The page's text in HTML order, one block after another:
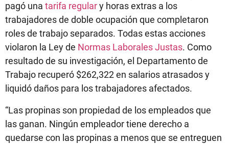
pagó una tarifa regulary horas extras a los
trabajadores de doble ocupación que completaron
roles de trabajo separados. Todas estas acciones
violaron la Ley de Normas Laborales Justas. Como
resultado de su investigación, el Departamento de
Trabajo recuperó $262,322 en salarios atrasados y
liquidó daños para los trabajadores afectados.
“Las propinas son propiedad de los empleados que
las ganan. Ningún empleador tiene derecho a
quedarse con las propinas a menos que se entreguen